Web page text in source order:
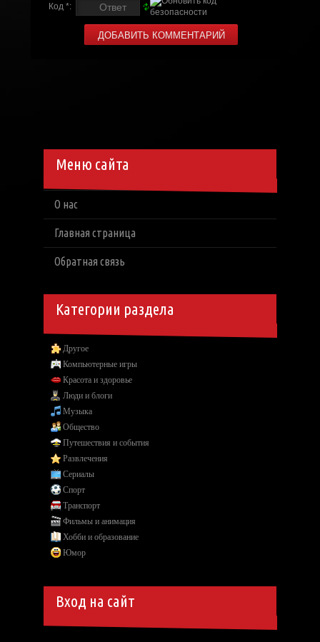
Код *:
Меню сайта
О нас
Главная страница
Обратная связь
Категории раздела
Другое
Компьютерные игры
Красота и здоровье
Люди и блоги
Музыка
Общество
Путешествия и события
Развлечения
Сериалы
Спорт
Транспорт
Фильмы и анимация
Хобби и образование
Юмор
Вход на сайт